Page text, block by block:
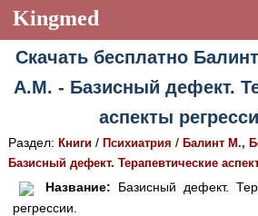
Kingmed
Учебный материал
Видеогалерея 899
Истории болезней 1268
Лекции и презентации
Восстановить пароль
Регистрация
Скачать бесплатно
А.М. - Базисный дефект.
аспекты
Раздел: Книги/ Психиатрия / Балинт М.,
Базисный дефект. Терапевтические
Название: Базисный дефект.
регрессии.